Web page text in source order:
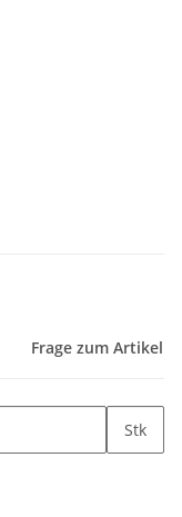
Frage zum Artikel
Stk